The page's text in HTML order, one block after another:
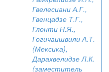
Гвелесиани А.Г.,
Гвенцадзе Т.Г.,
Глонти Н.Я.,
Гогичаишвили А.Т.
(Мексика),
Дарахвелидзе Л.К.
(заместитель